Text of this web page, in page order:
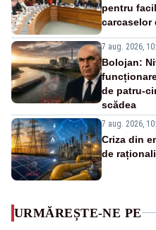
pentru
carcaselor
7 aug. 2026,
Bolojan:
de patru-
scădea
7 aug. 2026,
Criza din
de
URMĂREȘTE-NE PE